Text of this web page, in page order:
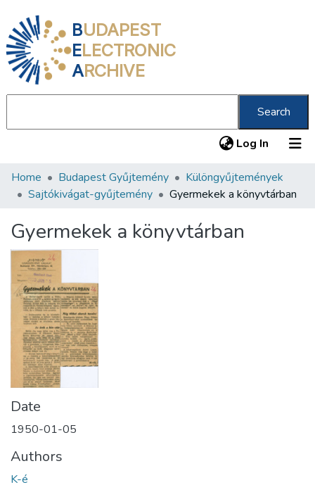
BUDAPEST
ELECTRONIC
ARCHIVE
Search
Log In (current)
Communities & Collections
Statistics
About us
Home Budapest Gyűjtemény
Különgyűjtemények
Sajtókivágat-gyűjtemény
Gyermekek a könyvtárban
Gyermekek a könyvtárban
Date
1950-01-05
Authors
K-é